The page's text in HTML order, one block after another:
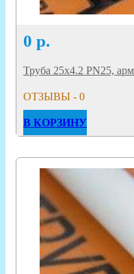
0 р.
Труба 25х4.2 PN25,
ОТЗЫВЫ - 0
В КОРЗИНУ